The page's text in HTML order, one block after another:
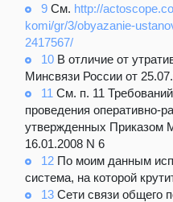
9 См. http://
komi/gr/3/obyazanie-
2417567/
10 В отличие от
Минсвязи России от
11 См. п. 11
проведения оперативно-
утвержденных Приказом
16.01.2008 N 6
12 По моим данным
система, на которой
13 Сети связи общего